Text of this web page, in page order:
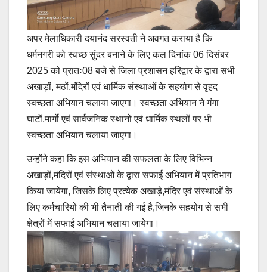
अपर मेलाधिकारी दयानंद सरस्वती ने अवगत कराया है कि
धर्मनगरी को स्वच्छ सुंदर बनाने के लिए कल दिनांक 06 दिसंबर
2025 को प्रातः08 बजे से जिला प्रशासन हरिद्वार के द्वारा सभी
अखाड़ों, मठों,मंदिरों एवं धार्मिक संस्थाओं के सहयोग से वृहद
स्वच्छता अभियान चलाया जाएगा। स्वच्छता अभियान ने गंगा
घाटों,मार्गो एवं सार्वजनिक स्थानों एवं धार्मिक स्थलों पर भी
स्वच्छता अभियान चलाया जाएगा।
उन्होंने कहा कि इस अभियान की सफलता के लिए विभिन्न
अखाड़ों,मंदिरों एवं संस्थाओं के द्वारा सफाई अभियान में प्रतिभाग
किया जायेगा, जिसके लिए प्रत्येक अखाड़े,मंदिर एवं संस्थाओं के
लिए कर्मचारियों की भी तैनाती की गई है,जिनके सहयोग से सभी
क्षेत्रों में सफाई अभियान चलाया जायेगा।